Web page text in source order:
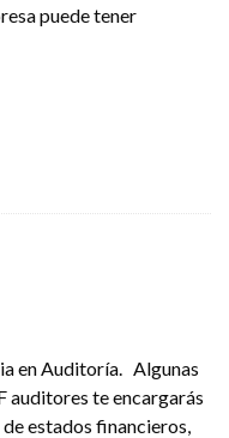
puede tener
en Auditoría. Algunas
auditores te encargarás
estados financieros,